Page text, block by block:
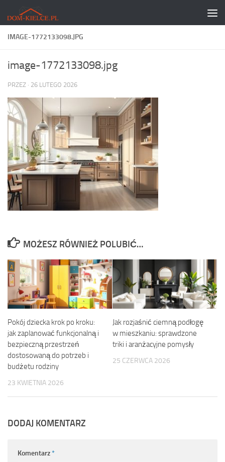
Skip to content
IMAGE-1772133098.JPG
image-1772133098.jpg
PRZEZ · 26 LUTEGO 2026
MOŻESZ RÓWNIEŻ POLUBIĆ…
Pokój dziecka krok po kroku:
jak zaplanować funkcjonalną i
bezpieczną przestrzeń
dostosowaną do potrzeb i
budżetu rodziny
23 KWIETNIA 2026
Jak rozjaśnić ciemną podłogę
w mieszkaniu: sprawdzone
triki i aranżacyjne pomysły
25 CZERWCA 2026
DODAJ KOMENTARZ
Komentarz*